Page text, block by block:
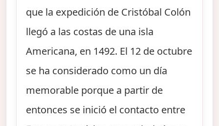
que la expedición de Cristóbal Colón
llegó a las costas de una isla
Americana, en 1492. El 12 de octubre
se ha considerado como un día
memorable porque a partir de
entonces se inició el contacto entre